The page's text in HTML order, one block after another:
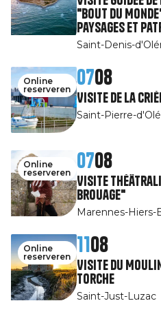
"Bout du
paysages et
Saint-Denis-
Online
reserveren
0708
Visite de la
Saint-Pierre-
Online
reserveren
0708
Visite
Brouage"
Marennes-Hiers-
Online
reserveren
1108
Visite du
Torche
Saint-Just-Luzac